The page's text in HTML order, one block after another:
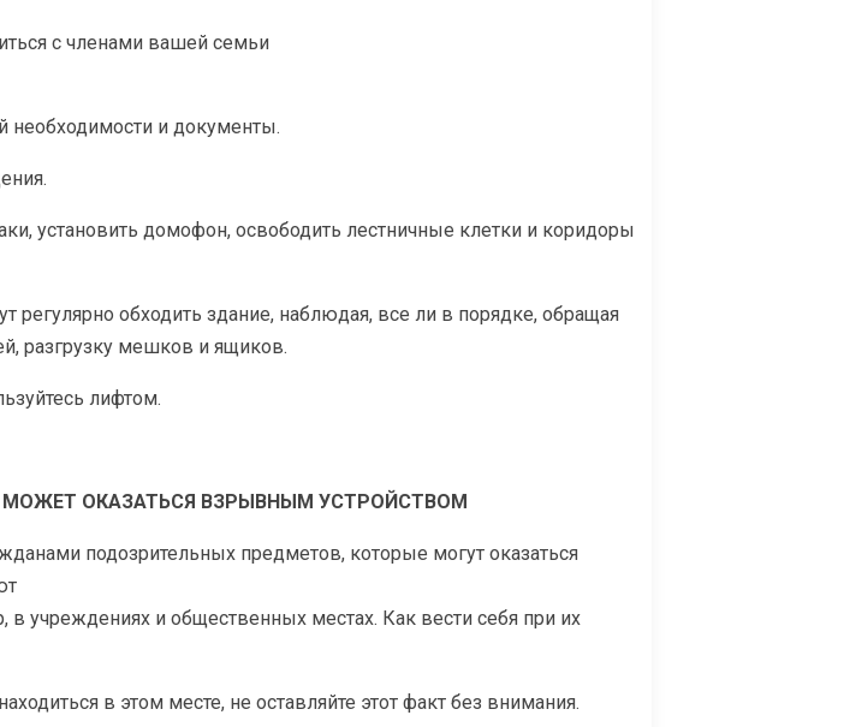
с членами вашей семьи
необходимости и документы.
установить домофон, освободить лестничные клетки и коридоры
обходить здание, наблюдая, все ли в порядке, обращая
разгрузку мешков и ящиков.
лифтом.
ОКАЗАТЬСЯ ВЗРЫВНЫМ УСТРОЙСТВОМ
подозрительных предметов, которые могут оказаться
в учреждениях и общественных местах. Как вести себя при их
в этом месте, не оставляйте этот факт без внимания.